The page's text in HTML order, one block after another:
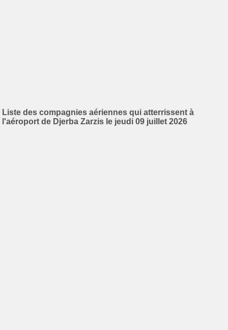
Liste des compagnies aériennes qui atterrissent à
l'aéroport de Djerba Zarzis le jeudi 09 juillet 2026